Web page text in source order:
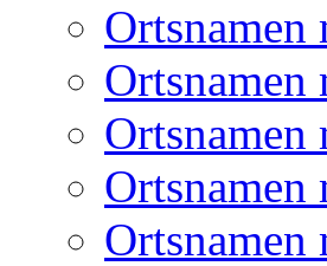
Ortsnamen
Ortsnamen
Ortsnamen
Ortsnamen
Ortsnamen